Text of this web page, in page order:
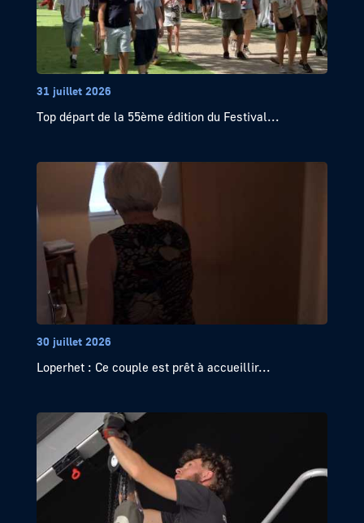
31 juillet 2026
Top départ de la 55ème édition du Festival...
30 juillet 2026
Loperhet : Ce couple est prêt à accueillir...